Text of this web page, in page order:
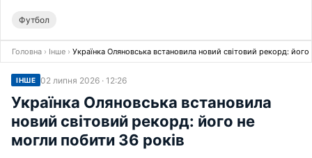
Футбол
Головна › Інше › Українка Оляновська встановила новий світовий рекорд:
ІНШЕ 02 липня 2026 · 12:26
Українка Оляновська встановила
новий світовий рекорд: його не
могли побити 36 років